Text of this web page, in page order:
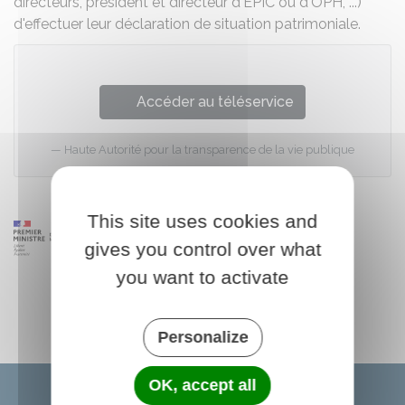
d'effectuer leur déclaration de situation patrimoniale.
Accéder au téléservice
Haute Autorité pour la transparence de la vie publique
This site uses cookies and
gives you control over what
you want to activate
Personalize
OK, accept all